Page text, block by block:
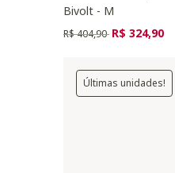
Bivolt - M
Preço reduzido de
R$ 404,90 para
R$ 324,90
Últimas unidades!